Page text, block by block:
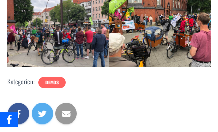
Kategorien: DEMOS